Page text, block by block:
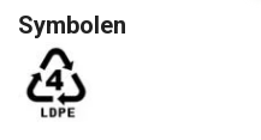
Symbolen